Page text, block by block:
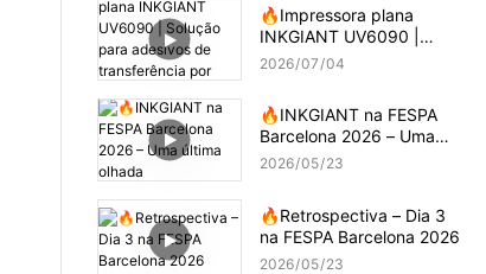
entende de impressão em
algodão.
🔥Impressora plana
INKGIANT UV6090 |
Solução para adesivos de
2026 07 04
🔥INKGIANT na FESPA
Barcelona 2026 – Uma
última olhada
2026 05 23
🔥Retrospectiva – Dia 3
na FESPA Barcelona 2026
2026 05 23